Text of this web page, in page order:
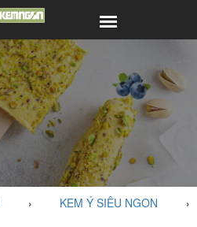
› KEM Ý SIÊU NGON ›